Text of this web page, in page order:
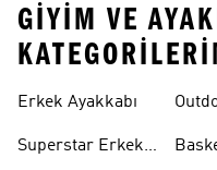
GIYIM VE
Erkek Ayakkabı
Superstar Erkek